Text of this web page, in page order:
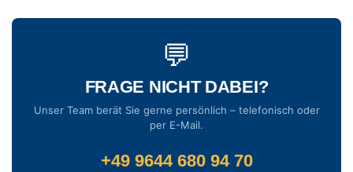
💬
FRAGE NICHT DABEI?
Unser Team berät Sie gerne persönlich – telefonisch oder
per E-Mail.
+49 9644 680 94 70